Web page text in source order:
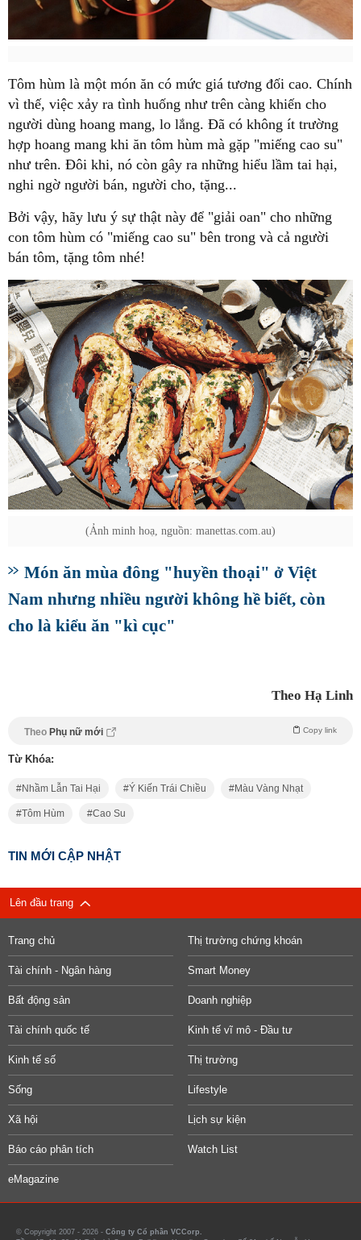
Tôm hùm là một món ăn có mức giá tương đối cao. Chính
vì thế, việc xảy ra tình huống như trên càng khiến cho
người dùng hoang mang, lo lắng. Đã có không ít trường
hợp hoang mang khi ăn tôm hùm mà gặp "miếng cao su"
như trên. Đôi khi, nó còn gây ra những hiểu lầm tai hại,
nghi ngờ người bán, người cho, tặng...
Bởi vậy, hãy lưu ý sự thật này để "giải oan" cho những
con tôm hùm có "miếng cao su" bên trong và cả người
bán tôm, tặng tôm nhé!
(Ảnh minh hoạ, nguồn: manettas.com.au)
Món ăn mùa đông "huyền thoại" ở Việt
Nam nhưng nhiều người không hề biết, còn
cho là kiểu ăn "kì cục"
Theo Hạ Linh
Theo Phụ nữ mới Copy link
Từ Khóa:
Nhầm Lẫn Tai Hại Ý Kiến Trái Chiều Màu Vàng Nhạt
Tôm Hùm Cao Su
TIN MỚI CẬP NHẬT
Lên đầu trang
Trang chủ Thị trường chứng khoán
Tài chính - Ngân hàng Smart Money
Bất động sản Doanh nghiệp
Tài chính quốc tế Kinh tế vĩ mô - Đầu tư
Kinh tế số Thị trường
Sống Lifestyle
Xã hội Lịch sự kiện
Báo cáo phân tích Watch List
eMagazine
© Copyright 2007 - 2026 - Công ty Cổ phần VCCorp.